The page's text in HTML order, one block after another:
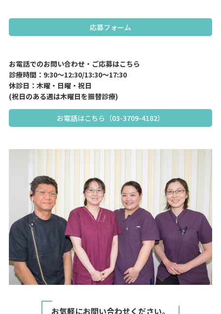
応募フォーム
お電話でのお問い合わせ・ご応募はこちら
診療時間：9:30～12:30/13:30～17:30
休診日：木曜・日曜・祝日
(祝日のある週は木曜日を振替診療)
お電話はこちら（03-3709-4182）
お気軽にお問い合わせください。